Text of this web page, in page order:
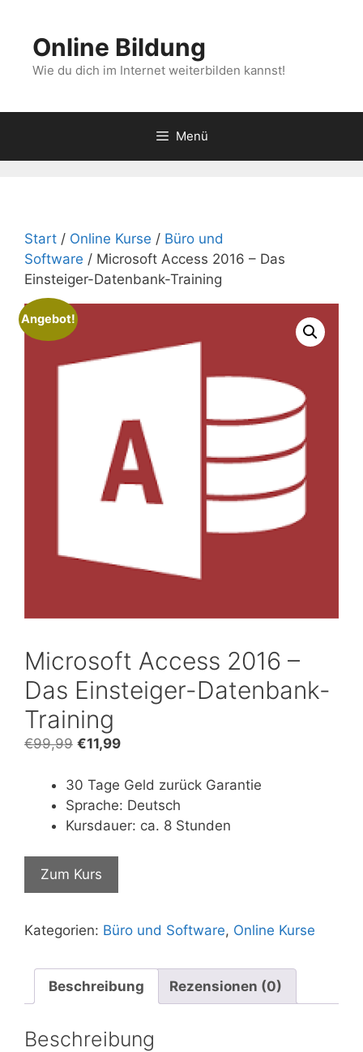
springenOnline Bildung
Wie du dich im Internet weiterbilden kannst!
Menü
Start / Online Kurse / Büro und
Software / Microsoft Access 2016 – Das
Einsteiger-Datenbank-Training
Angebot!
Microsoft Access 2016 –
Das Einsteiger-Datenbank-
Training
€99,99 Ursprünglicher
war:
€99,99
€11,99Aktueller
ist:
€11,99.
30 Tage Geld zurück Garantie
Sprache: Deutsch
Kursdauer: ca. 8 Stunden
Zum Kurs
Kategorien: Büro und Software, Online Kurse
Beschreibung Rezensionen (0)
Beschreibung